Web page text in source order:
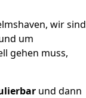
wir sind
um
gehen muss,
und dann